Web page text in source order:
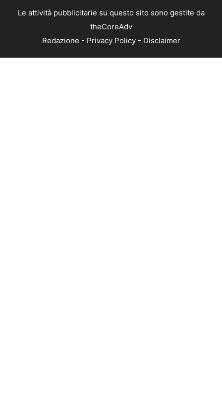
Le attività pubblicitarie su questo sito sono gestite da
theCoreAdv
Redazione - Privacy Policy- Disclaimer